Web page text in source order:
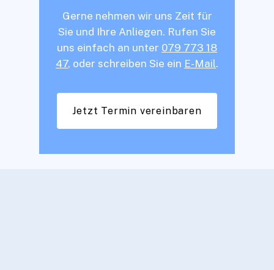
Gerne nehmen wir uns Zeit für
Sie und Ihre Anliegen. Rufen Sie
uns einfach an unter 079 773 18
47, oder schreiben Sie ein E-Mail.
Jetzt Termin vereinbaren